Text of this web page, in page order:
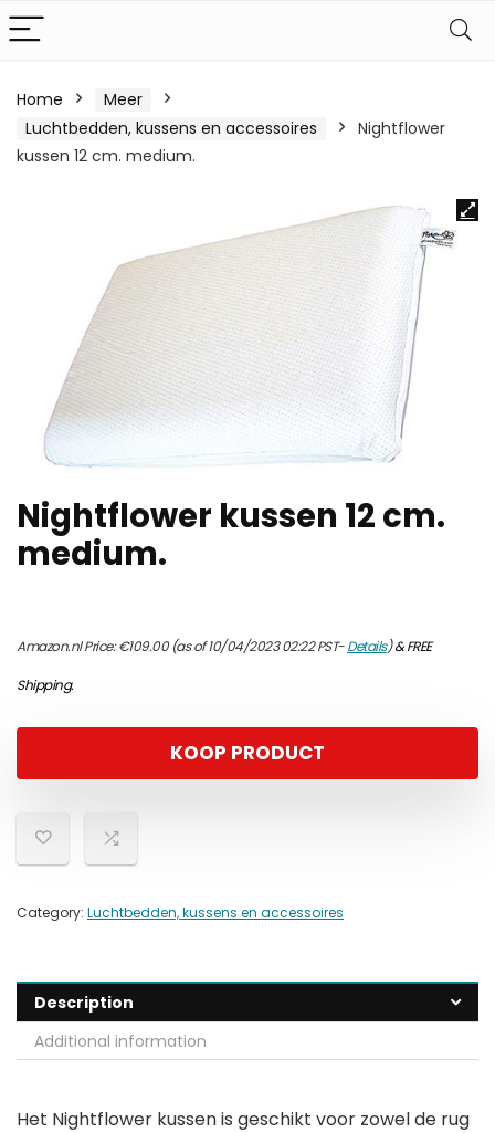
Home
Meer
Luchtbedden, kussens en accessoires
Nightflower
kussen 12 cm. medium.
Nightflower kussen 12 cm.
medium.
Amazon.nl Price:€109.00(as of 10/04/2023 02:22 PST-Details)&FREE
Shipping.
KOOP PRODUCT
Category: Luchtbedden, kussens en accessoires
Description
Additional information
Het Nightflower kussen is geschikt voor zowel de rug